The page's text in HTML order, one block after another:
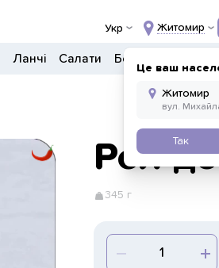
Укр Житомир
Це ваш
Так
Ланчі Салати Боули
Рол-
345 г